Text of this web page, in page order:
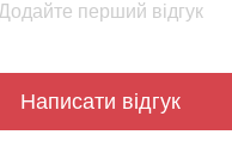
Додайте перший відгук
Написати відгук